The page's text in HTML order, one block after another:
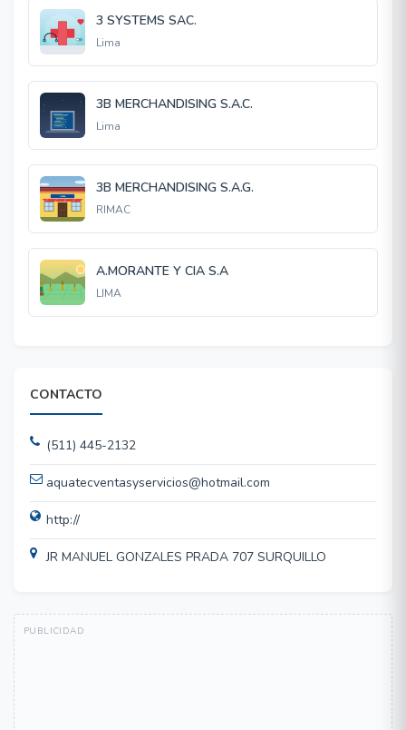
3 SYSTEMS SAC.
Lima
3B MERCHANDISING S.A.C.
Lima
3B MERCHANDISING S.A.G.
RIMAC
A.MORANTE Y CIA S.A
LIMA
CONTACTO
(511) 445-2132
aquatecventasyservicios@hotmail.com
http://
JR MANUEL GONZALES PRADA 707 SURQUILLO